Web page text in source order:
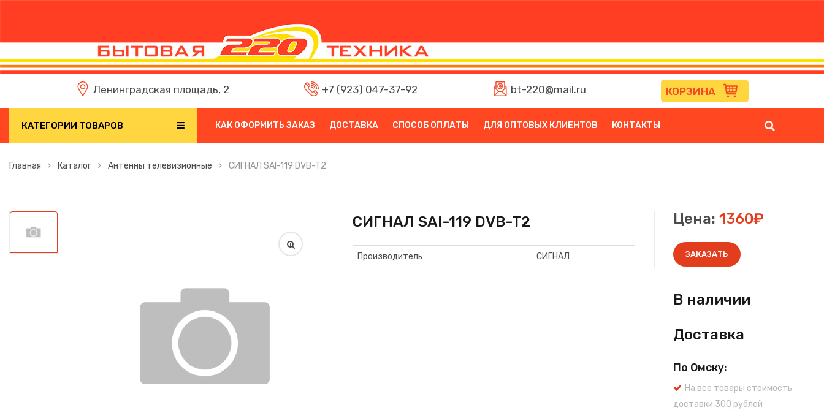
Ленинградская площадь, 2 +7 (923) 047-37-92 bt-220@mail.ru КОРЗИНА
КАТЕГОРИИ ТОВАРОВ КАК ОФОРМИТЬ ЗАКАЗ ДОСТАВКА СПОСОБ ОПЛАТЫ ДЛЯ ОПТОВЫХ КЛИЕНТОВ КОНТАКТЫ
Главная Каталог Антенны телевизионные СИГНАЛ SAI-119 DVB-T2
СИГНАЛ SAI-119 DVB-T2
Производитель СИГНАЛ
Цена: 1360₽
ЗАКАЗАТЬ
В наличии
Доставка
По Омску:
На все товары стоимость
доставки 300 рублей